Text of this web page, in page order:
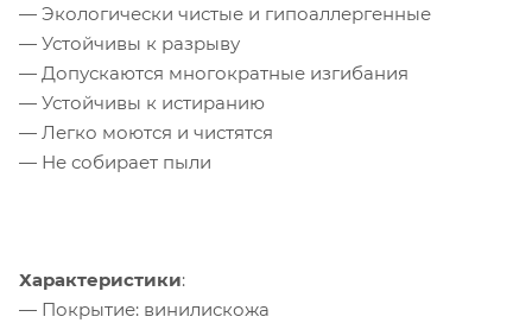
— Экологически чистые и гипоаллергенные
— Устойчивы к разрыву
— Допускаются многократные изгибания
— Устойчивы к истиранию
— Легко моются и чистятся
— Не собирает пыли
Характеристики:
— Покрытие: винилискожа